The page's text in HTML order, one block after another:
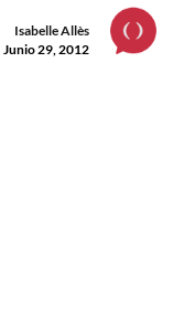
Isabelle Allès
Junio 29, 2012